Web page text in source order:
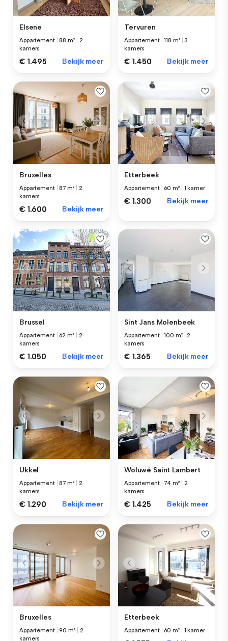
Elsene
Appartement |88 m²
2
kamers
€ 1.495 Bekijk meer
Tervuren
Appartement |118 m² |3
kamers
€ 1.450 Bekijk meer
Bruxelles
Appartement |87 m²
2
kamers
€ 1.600 Bekijk meer
Etterbeek
Appartement 60 m² 1 kamer
€ 1.300 Bekijk meer
Brussel
Appartement 62 m²
2
kamers
€ 1.050 Bekijk meer
Sint Jans Molenbeek
Appartement |100 m² |2
kamers
€ 1.365 Bekijk meer
Ukkel
Appartement |87 m²
2
kamers
€ 1.290 Bekijk meer
Woluwé Saint Lambert
Appartement |74 m²
2
kamers
€ 1.425 Bekijk meer
Bruxelles
Appartement |90 m²
2
kamers
Etterbeek
Appartement 60 m² 1 kamer